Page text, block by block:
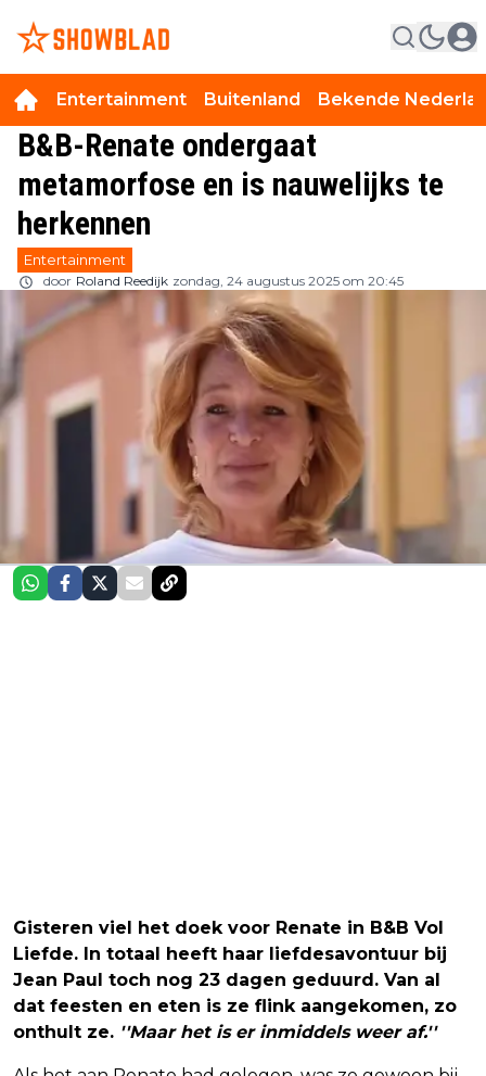
Entertainment Buitenland Bekende
B&B-Renate ondergaat
metamorfose en is nauwelijks te
herkennen
Entertainment
door Roland Reedijk zondag, 24 augustus 2025 om 20:45
Gisteren viel het doek voor Renate in B&B Vol
Liefde. In totaal heeft haar liefdesavontuur bij
Jean Paul toch nog 23 dagen geduurd. Van al
dat feesten en eten is ze flink aangekomen, zo
onthult ze. ''Maar het is er inmiddels weer af.''